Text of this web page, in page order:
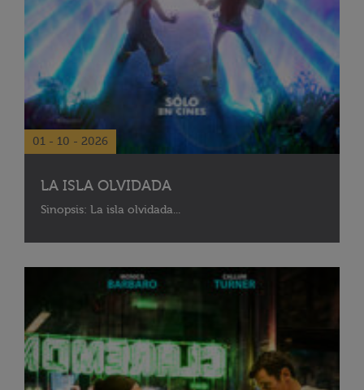
01 - 10 - 2026
LA ISLA OLVIDADA
Sinopsis: La isla olvidada...